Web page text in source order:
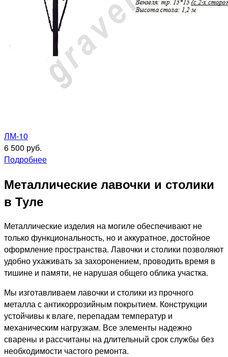
ЛМ-10
6 500 руб.
Подробнее
Металлические лавочки и столики
в Туле
Металлические изделия на могиле обеспечивают не
только функциональность, но и аккуратное, достойное
оформление пространства. Лавочки и столики позволяют
удобно ухаживать за захоронением, проводить время в
тишине и памяти, не нарушая общего облика участка.
Мы изготавливаем лавочки и столики из прочного
металла с антикоррозийным покрытием. Конструкции
устойчивы к влаге, перепадам температур и
механическим нагрузкам. Все элементы надежно
сварены и рассчитаны на длительный срок службы без
необходимости частого ремонта.